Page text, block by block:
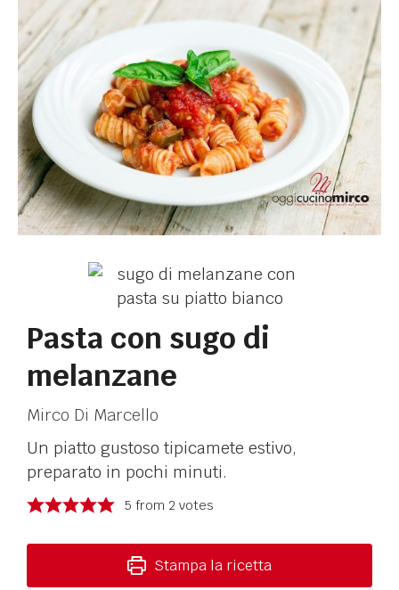
Pasta con sugo di
melanzane
Mirco Di Marcello
Un piatto gustoso tipicamete estivo,
preparato in pochi minuti.
5 from 2 votes
Stampa la ricetta